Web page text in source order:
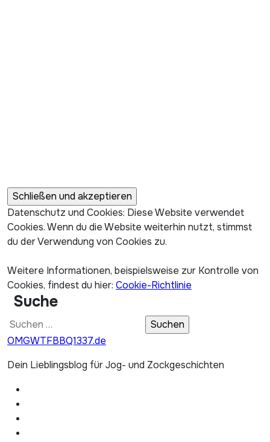
Datenschutz und Cookies: Diese Website verwendet
Cookies. Wenn du die Website weiterhin nutzt, stimmst
du der Verwendung von Cookies zu.
Weitere Informationen, beispielsweise zur Kontrolle von
Cookies, findest du hier: Cookie-Richtlinie
Suche
Suchen
nach:
OMGWTFBBQ1337.de
Dein Lieblingsblog für Jog- und Zockgeschichten